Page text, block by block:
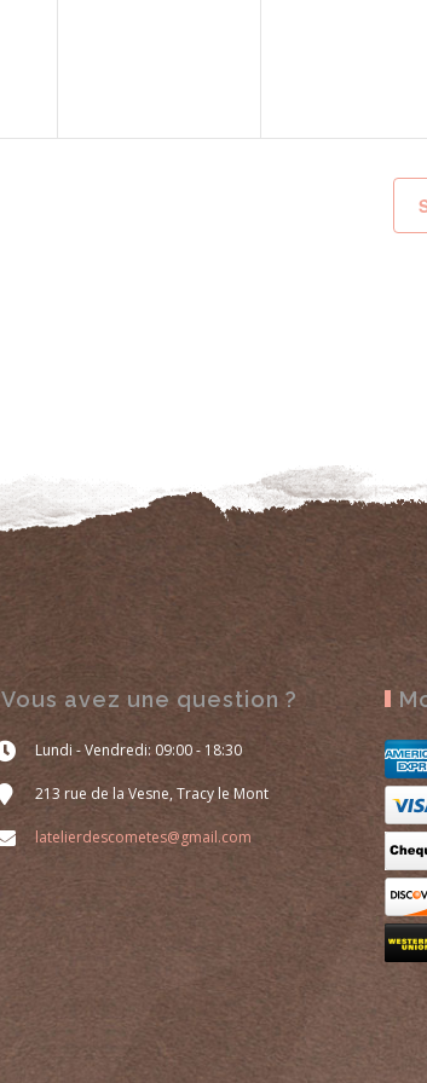
Vous avez une question ?
Lundi - Vendredi: 09:00 - 18:30
213 rue de la Vesne, Tracy le Mont
latelierdescometes@gmail.com